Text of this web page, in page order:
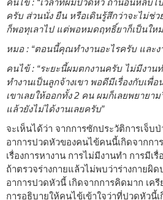
ครับ ส่วนนั่ง ยืน หรือเดินรู้สึกว่าจะไม่ช่
ก็พอทุเลาไป แต่พอหมดฤทธิ์ยาก็เป็นใหม่
หมอ : “ตอนนี้คุณทำงานอะไรครับ และ
คนไข้ : “ระยะนี้ผมตกงานครับ ไม่มีงาน
ทำงานเป็นลูกจ้างเขา พอดีมีเรื่องกับเพื่
เขาเลยให้ออกทั้ง 2 คน ผมก็เลยพยายา
แล้วยังไม่ได้งานเลยครับ”
จะเห็นได้ว่า จากการซักประวัติการเจ็บ
อาการปวดหัวของคนไข้คนนี้เกิดจากกา
เรื่องการหางาน การไม่มีงานทำ การมีเ
ถ้าตรวจร่างกายแล้วไม่พบว่าร่างกายผิ
อาการปวดหัวนี้ เกิดจากการคิดมาก เค
การอธิบายให้คนไข้เข้าใจว่าที่ปวดหัวนี้